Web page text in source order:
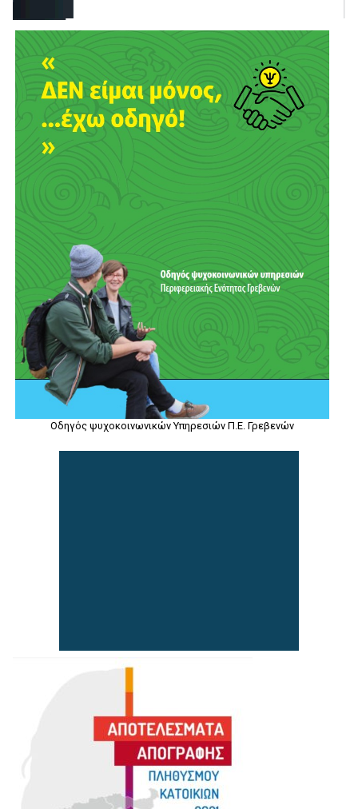
Οδηγός ψυχοκοινωνικών Υπηρεσιών Π.Ε. Γρεβενών